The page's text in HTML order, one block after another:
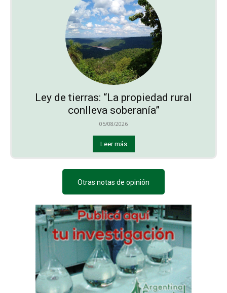
Ley de tierras: “La propiedad rural
conlleva soberanía”
05/08/2026
Leer más
Otras notas de opinión